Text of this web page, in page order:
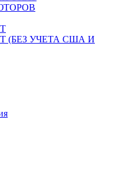
(БЕЗ УЧЕТА США И